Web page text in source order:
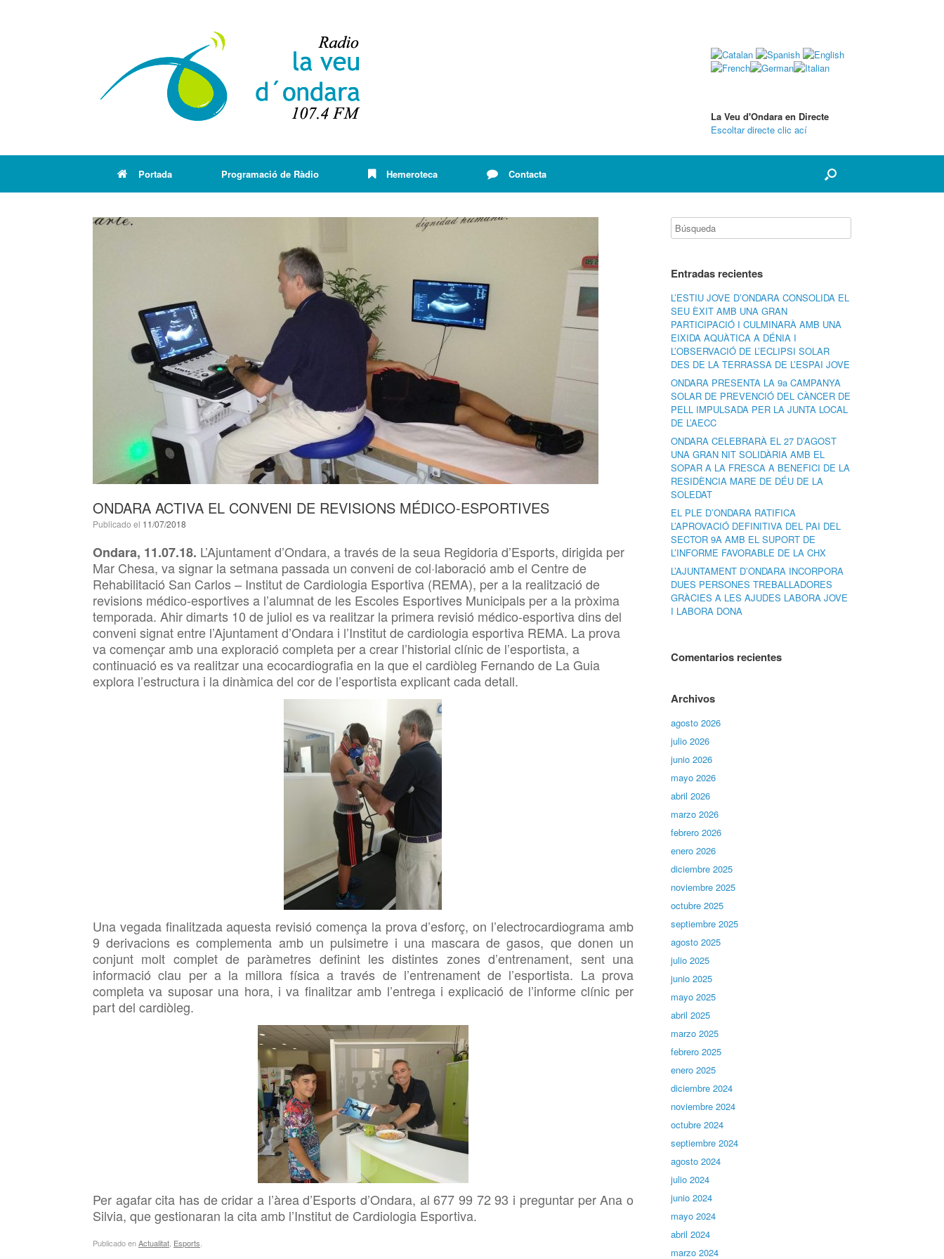
La Veu d'Ondara en Directe
Escoltar directe clic ací
Portada Programació de Ràdio Hemeroteca Contacta
ONDARA ACTIVA EL CONVENI DE REVISIONS MÉDICO-ESPORTIVES
Publicado el 11/07/2018
Ondara, 11.07.18. L’Ajuntament d’Ondara, a través de la seua Regidoria d’Esports, dirigida per
Mar Chesa, va signar la setmana passada un conveni de col·laboració amb el Centre de
Rehabilitació San Carlos – Institut de Cardiologia Esportiva (REMA), per a la realització de
revisions médico-esportives a l’alumnat de les Escoles Esportives Municipals per a la pròxima
temporada. Ahir dimarts 10 de juliol es va realitzar la primera revisió médico-esportiva dins del
conveni signat entre l’Ajuntament d’Ondara i l’Institut de cardiologia esportiva REMA. La prova
va començar amb una exploració completa per a crear l’historial clínic de l’esportista, a
continuació es va realitzar una ecocardiografia en la que el cardiòleg Fernando de La Guia
explora l’estructura i la dinàmica del cor de l’esportista explicant cada detall.
Una vegada finalitzada aquesta revisió comença la prova d’esforç, on l’electrocardiograma amb
9 derivacions es complementa amb un pulsimetre i una mascara de gasos, que donen un
conjunt molt complet de paràmetres definint les distintes zones d’entrenament, sent una
informació clau per a la millora física a través de l’entrenament de l’esportista. La prova
completa va suposar una hora, i va finalitzar amb l’entrega i explicació de l’informe clínic per
part del cardiòleg.
Per agafar cita has de cridar a l’àrea d’Esports d’Ondara, al 677 99 72 93 i preguntar per Ana o
Silvia, que gestionaran la cita amb l’Institut de Cardiologia Esportiva.
Publicado enActualitat Esports
Entradas recientes
L’ESTIU JOVE D’ONDARA CONSOLIDA EL
SEU ÈXIT AMB UNA GRAN
PARTICIPACIÓ I CULMINARÀ AMB UNA
EIXIDA AQUÀTICA A DÉNIA I
L’OBSERVACIÓ DE L’ECLIPSI SOLAR
DES DE LA TERRASSA DE L’ESPAI JOVE
ONDARA PRESENTA LA 9a CAMPANYA
SOLAR DE PREVENCIÓ DEL CÀNCER DE
PELL IMPULSADA PER LA JUNTA LOCAL
DE L’AECC
ONDARA CELEBRARÀ EL 27 D’AGOST
UNA GRAN NIT SOLIDÀRIA AMB EL
SOPAR A LA FRESCA A BENEFICI DE LA
RESIDÈNCIA MARE DE DÉU DE LA
SOLEDAT
EL PLE D’ONDARA RATIFICA
L’APROVACIÓ DEFINITIVA DEL PAI DEL
SECTOR 9A AMB EL SUPORT DE
L’INFORME FAVORABLE DE LA CHX
L’AJUNTAMENT D’ONDARA INCORPORA
DUES PERSONES TREBALLADORES
GRÀCIES A LES AJUDES LABORA JOVE
I LABORA DONA
Comentarios recientes
Archivos
agosto 2026
julio 2026
junio 2026
mayo 2026
abril 2026
marzo 2026
febrero 2026
enero 2026
diciembre 2025
noviembre 2025
octubre 2025
septiembre 2025
agosto 2025
julio 2025
junio 2025
mayo 2025
abril 2025
marzo 2025
febrero 2025
enero 2025
diciembre 2024
noviembre 2024
octubre 2024
septiembre 2024
agosto 2024
julio 2024
junio 2024
mayo 2024
abril 2024
marzo 2024